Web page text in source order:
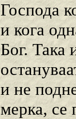
Господа
и кога
Бог. Така
и не
мерка, се